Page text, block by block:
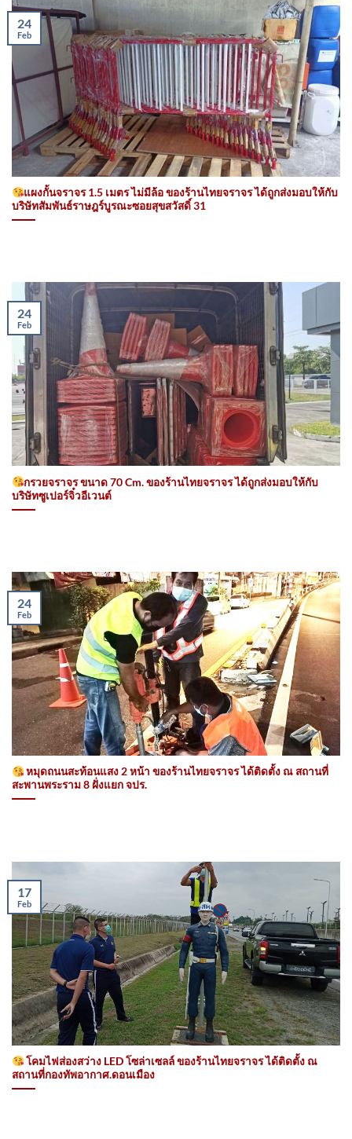
แผงกั้นจราจร 1.5 เมตร ไม่มีล้อ ของร้านไทยจราจร ได้ถูกส่งมอบให้กับ
บริษัทสัมพันธ์ราษฎร์บูรณะซอยสุขสวัสดิ์ 31
24
Feb
กรวยจราจร ขนาด 70 Cm. ของร้านไทยจราจร ได้ถูกส่งมอบให้กับ
บริษัทซูเปอร์จิ๋วอีเวนต์
24
Feb
หมุดถนนสะท้อนแสง 2 หน้า ของร้านไทยจราจร ได้ติดตั้ง ณ สถานที่
สะพานพระราม 8 ฝั่งแยก จปร.
24
Feb
โคมไฟส่องสว่าง LED โซล่าเซลล์ ของร้านไทยจราจร ได้ติดตั้ง ณ
สถานที่กองทัพอากาศ.ดอนเมือง
17
Feb